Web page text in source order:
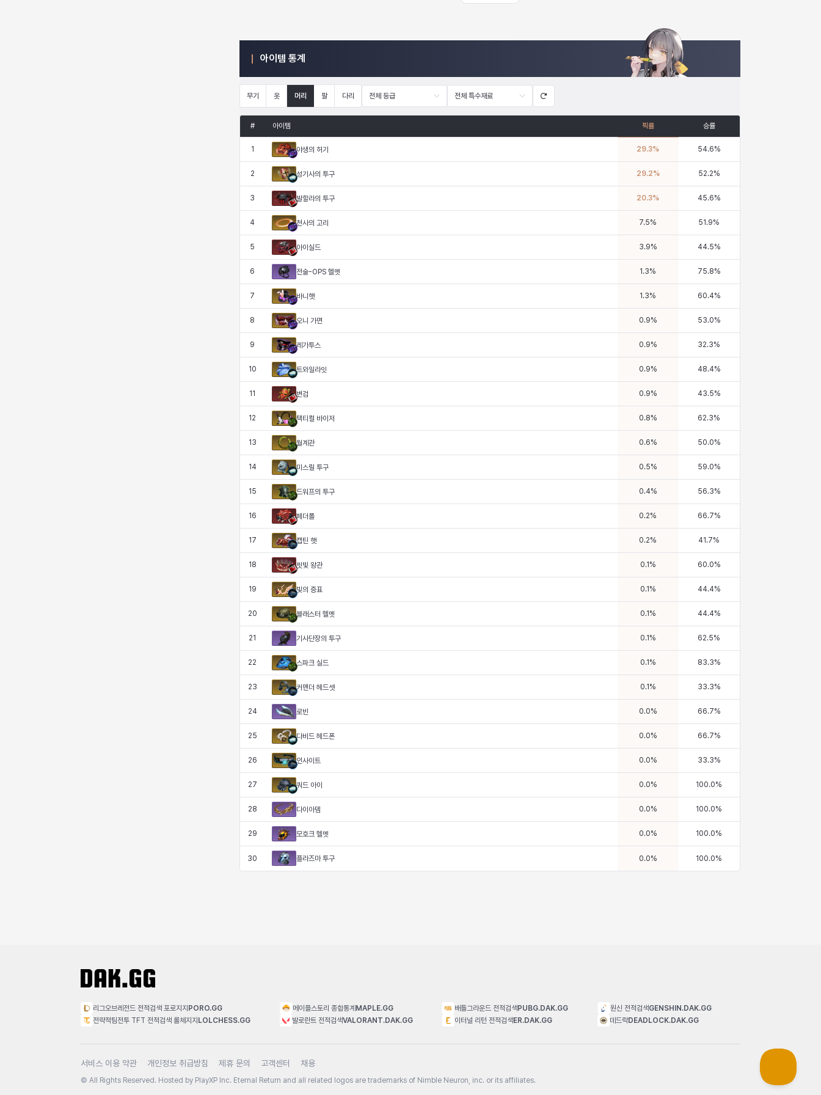
아이템 통계
무기 옷 머리 팔 다리 전체 등급 전체 특수재료
# 아이템 픽률 승률
1 야생의 허기 29.3% 54.6%
2 성기사의 투구 29.2% 52.2%
3 발할라의 투구 20.3% 45.6%
4 천사의 고리 7.5% 51.9%
5 아이실드 3.9% 44.5%
6 전술-OPS 헬멧 1.3% 75.8%
7 바니햇 1.3% 60.4%
8 오니 가면 0.9% 53.0%
9 레가투스 0.9% 32.3%
10 트와일라잇 0.9% 48.4%
11 변검 0.9% 43.5%
12 택티컬 바이저 0.8% 62.3%
13 월계관 0.6% 50.0%
14 미스릴 투구 0.5% 59.0%
15 드워프의 투구 0.4% 56.3%
16 페더폴 0.2% 66.7%
17 캡틴 햇 0.2% 41.7%
18 핏빛 왕관 0.1 % 60.0%
19 빛의 증표 0.1 % 44.4%
20 블래스터 헬멧 0.1 % 44.4%
21 기사단장의 투구 0.1 % 62.5%
22 스파크 실드 0.1 % 83.3%
23 커맨더 헤드셋 0.1 % 33.3%
24 로빈 0.0% 66.7%
25 다비드 헤드폰 0.0% 66.7%
26 인사이트 0.0% 33.3%
27 쿼드 아이 0.0% 100.0%
28 다이아뎀 0.0% 100.0%
29 모호크 헬멧 0.0% 100.0%
30 플라즈마 투구 0.0% 100.0%
리그오브레전드 전적검색 포로지지PORO.GG
전략적팀전투 TFT 전적검색 롤체지지LOLCHESS.GG
메이플스토리 종합통계MAPLE.GG
발로란트 전적검색VALORANT.DAK.GG
배틀그라운드 전적검색PUBG.DAK.GG
이터널 리턴 전적검색ER.DAK.GG
원신 전적검색GENSHIN.DAK.GG
데드락DEADLOCK.DAK.GG
서비스 이용 약관 개인정보 취급방침 제휴 문의 고객센터 채용
© All Rights Reserved. Hosted by PlayXP Inc. Eternal Return and all related logos are trademarks of Nimble Neuron, inc. or its affiliates.